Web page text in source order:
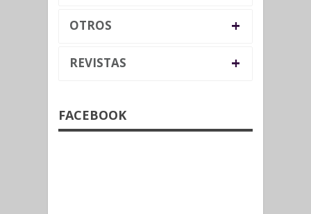
OTROS +
REVISTAS +
FACEBOOK